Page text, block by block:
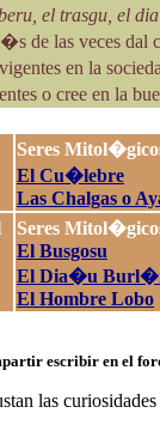
el trasgu, el
de las veces
en la
o cree en la
Seres
El Cu�lebre
Las Chalgas o
Seres
El Busgosu
El Dia�u
El Hombre Lobo
escribir en el
las